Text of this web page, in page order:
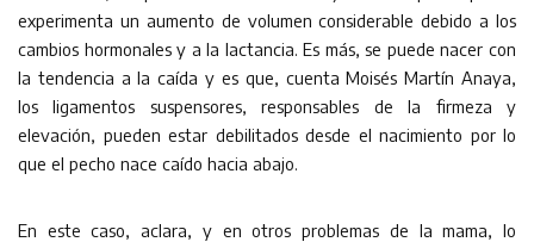
experimenta un aumento de volumen considerable debido a los
cambios hormonales y a la lactancia. Es más, se puede nacer con
la tendencia a la caída y es que, cuenta Moisés Martín Anaya,
los ligamentos suspensores, responsables de la firmeza y
elevación, pueden estar debilitados desde el nacimiento por lo
que el pecho nace caído hacia abajo.
En este caso, aclara, y en otros problemas de la mama, lo